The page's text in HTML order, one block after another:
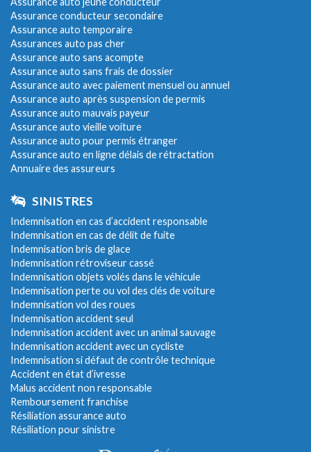
Assurance conducteur secondaire
Assurance auto temporaire
Assurances auto pas cher
Assurance auto sans acompte
Assurance auto sans frais de dossier
Assurance auto avec paiement mensuel ou annuel
Assurance auto après suspension de permis
Assurance auto mauvais payeur
Assurance auto vieille voiture
Assurance auto pour permis étranger
Assurance auto en ligne délais de rétractation
Annuaire des assureurs
SINISTRES
Indemnisation en cas d’accident responsable
Indemnisation en cas de délit de fuite
Indemnisation bris de glace
Indemnisation rétroviseur cassé
Indemnisation objets volés dans le véhicule
Indemnisation perte ou vol des clés de voiture
Indemnisation vol des roues
Indemnisation accident seul
Indemnisation accident avec un animal sauvage
Indemnisation accident avec un cycliste
Indemnisation si défaut de contrôle technique
Accident en état d’ivresse
Malus accident non responsable
Remboursement franchise
Résiliation assurance auto
Résiliation pour sinistre